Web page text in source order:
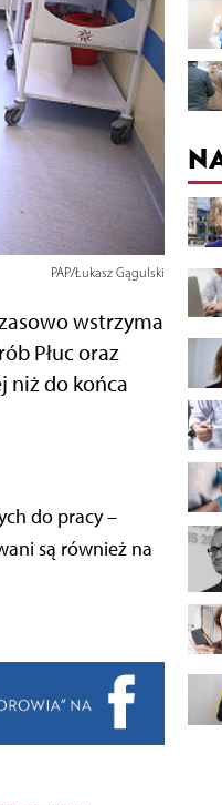
PAP/Łukasz Gągulski
wstrzyma
Płuc oraz
niż do końca
do pracy –
są również na